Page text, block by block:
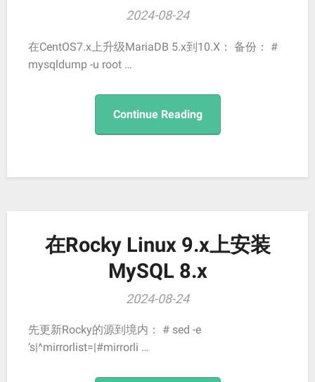
2024-08-24
在CentOS7.x上升级MariaDB 5.x到10.X： 备份： #
mysqldump -u root …
Continue Reading
在Rocky Linux 9.x上安装
MySQL 8.x
2024-08-24
先更新Rocky的源到境内： # sed -e
‘s|^mirrorlist=|#mirrorli …